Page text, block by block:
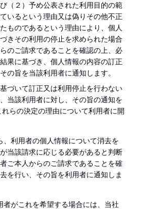
（２）予め公表された利用目的の範
いるという理由又は偽りその他不正
ものであるという理由により、個人
きその利用の停止を求められた場合
のご請求であることを確認の上、必
果に基づき、個人情報の内容の訂正
の旨を当該利用者に通知します。
づいて訂正又は利用停止を行わない
当該利用者に対し、その旨の通知を
らの決定の理由について利用者に開
、利用者の個人情報について消去を
当該請求に応じる必要があると判断
ご本人からのご請求であることを確
を行い、その旨を利用者に通知しま
者がこれを希望する場合には、当社